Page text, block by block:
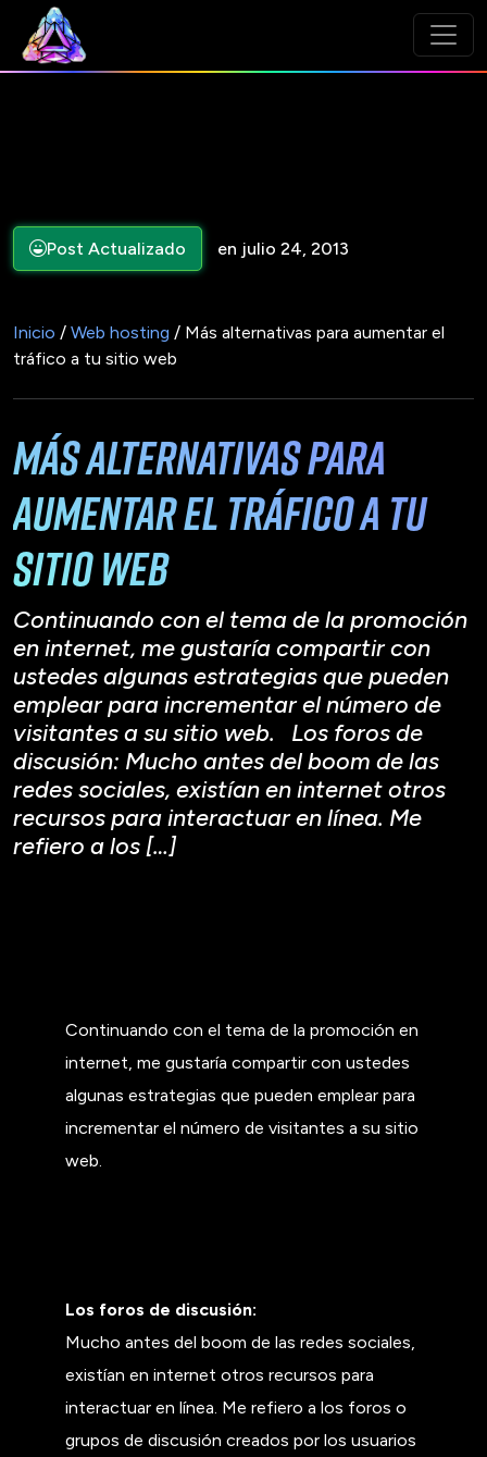
Post Actualizado en julio 24, 2013
Inicio / Web hosting / Más alternativas para aumentar el
tráfico a tu sitio web
Más alternativas para
aumentar el tráfico a tu
sitio web
Continuando con el tema de la promoción
en internet, me gustaría compartir con
ustedes algunas estrategias que pueden
emplear para incrementar el número de
visitantes a su sitio web. Los foros de
discusión: Mucho antes del boom de las
redes sociales, existían en internet otros
recursos para interactuar en línea. Me
refiero a los […]
Continuando con el tema de la promoción en
internet, me gustaría compartir con ustedes
algunas estrategias que pueden emplear para
incrementar el número de visitantes a su sitio
web.
Los foros de discusión:
Mucho antes del boom de las redes sociales,
existían en internet otros recursos para
interactuar en línea. Me refiero a los foros o
grupos de discusión creados por los usuarios